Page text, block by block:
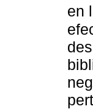
en